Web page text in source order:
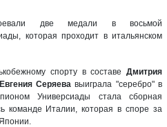
две медали в восьмой
которая проходит в итальянском
спорту в составе Дмитрия
Евгения Серяевавыиграла "серебро" в
Универсиады стала сборная
команде Италии, которая в споре за